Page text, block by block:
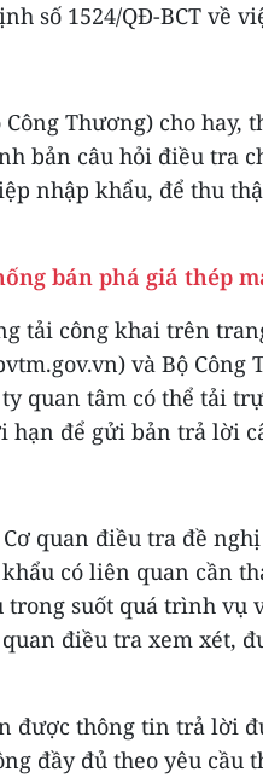
số 1524/QĐ-BCT về
Thương) cho hay,
bản câu hỏi điều tra
nhập khẩu, để thu
bán phá giá thép
tải công khai trên
và Bộ Công
quan tâm có thể tải
hạn để gửi bản trả lời
quan điều tra đề nghị
có liên quan cần
suốt quá trình vụ
điều tra xem xét,
được thông tin trả lời
đầy đủ theo yêu cầu